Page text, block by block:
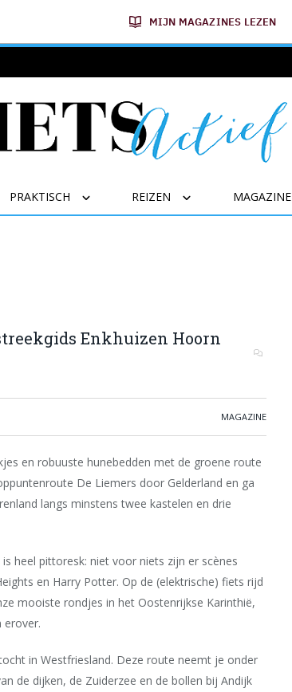
MIJN MAGAZINES LEZEN
PRAKTISCH REIZEN MAGAZINE
Enkhuizen Hoorn
MAGAZINE
en robuuste hunebedden met de groene route
De Liemers door Gelderland en ga
langs minstens twee kastelen en drie
heel pittoresk: niet voor niets zijn er scènes
en Harry Potter. Op de (elektrische) fiets rijd
mooiste rondjes in het Oostenrijkse Karinthië,
erover.
in Westfriesland. Deze route neemt je onder
de dijken, de Zuiderzee en de bollen bij Andijk